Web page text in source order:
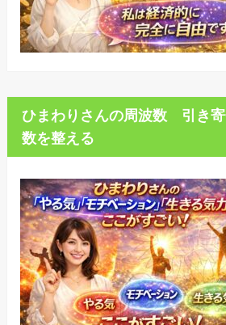
ひまわりさんの周波数 引き
数を整える